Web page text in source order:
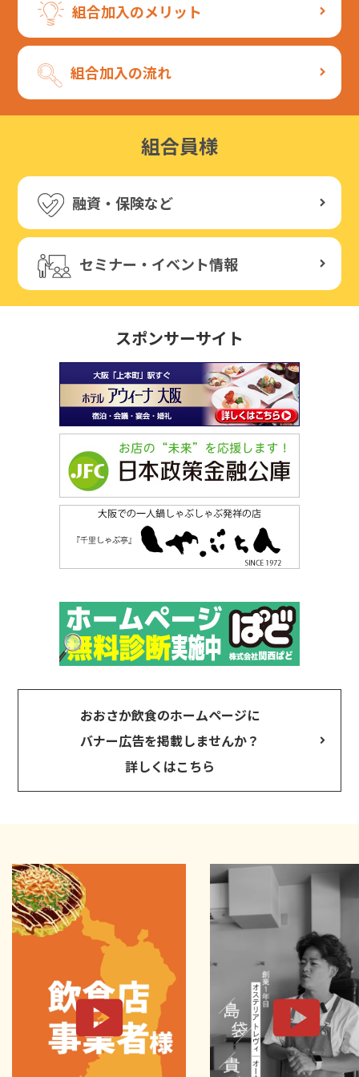
組合加入のメリット
組合加入の流れ
組合員様
融資・保険など
セミナー・イベント情報
スポンサーサイト
おおさか飲食のホームページに
バナー広告を掲載しませんか？
詳しくはこちら